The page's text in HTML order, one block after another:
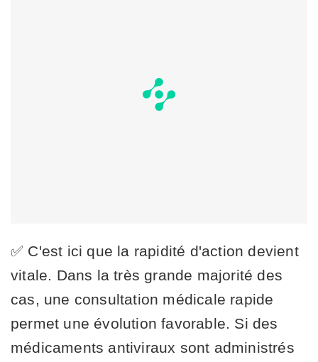
✅ C'est ici que la rapidité d'action devient
vitale. Dans la très grande majorité des
cas, une consultation médicale rapide
permet une évolution favorable. Si des
médicaments antiviraux sont administrés